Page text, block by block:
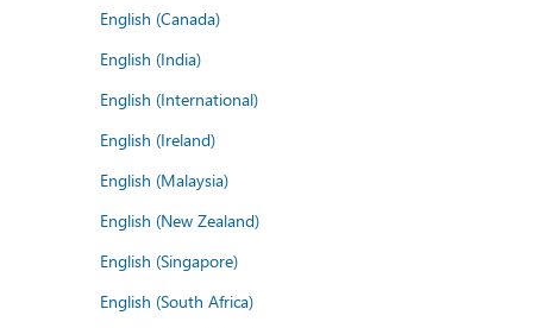
English (Canada)
English (India)
English (International)
English (Ireland)
English (Malaysia)
English (New Zealand)
English (Singapore)
English (South Africa)